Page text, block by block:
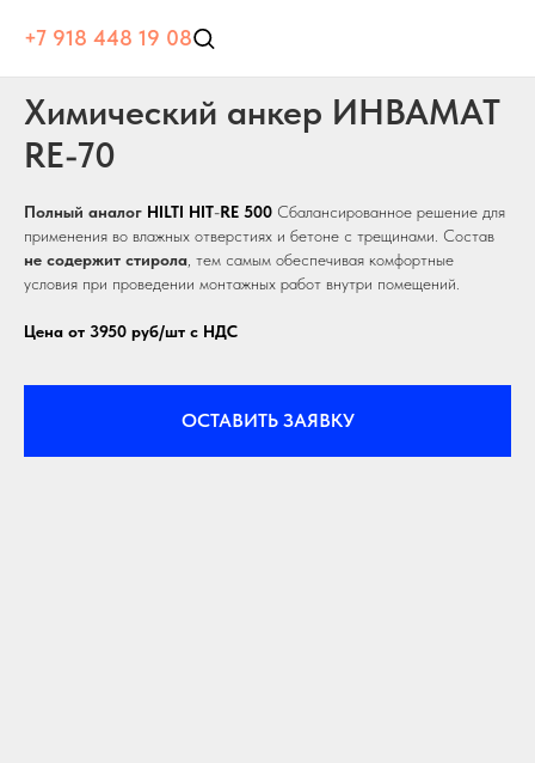
+7 918 448 19 08
Химический анкер ИНВАМАТ
RE-70
Полный аналог HILTI HIT-RE 500 Сбалансированное решение для
применения во влажных отверстиях и бетоне с трещинами. Состав
не содержит стирола , тем самым обеспечивая комфортные
условия при проведении монтажных работ внутри помещений.
Цена от 3950 руб/шт с НДС
ОСТАВИТЬ ЗАЯВКУ